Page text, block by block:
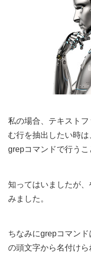
私の場合、テキスト
む行を抽出したい時は
grepコマンドで行うこ
知ってはいましたが
みました。
ちなみにgrepコマン
の頭文字から名付けら